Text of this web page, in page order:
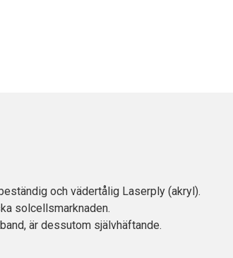
och vädertålig Laserply (akryl).
solcellsmarknaden.
är dessutom självhäftande.